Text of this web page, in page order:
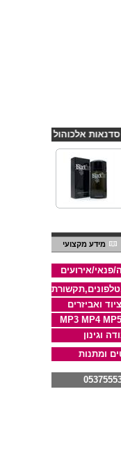
- ערב גיבוש לחברות
מידע מקצועי
פנאי/אירועים
ואביזרים
MP3 MP4
וגינון
ומתנות